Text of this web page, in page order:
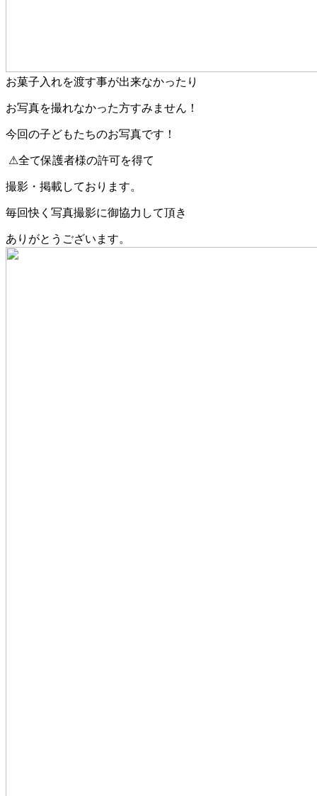
お菓子入れを渡す事が出来なかったり
お写真を撮れなかった方すみません！
今回の子どもたちのお写真です！
⚠全て保護者様の許可を得て
撮影・掲載しております。
毎回快く写真撮影に御協力して頂き
ありがとうございます。